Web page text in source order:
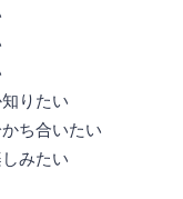
りたい
ち合いたい
みたい